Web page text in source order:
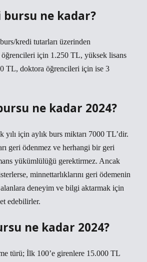
bursu ne kadar?
kredi tutarları üzerinden
öğrencileri için 1.250 TL, yüksek lisans
TL, doktora öğrencileri için ise 3
ne kadar 2024?
yılı için aylık burs miktarı 7000 TL’dir.
geri ödenmez ve herhangi bir geri
yükümlülüğü gerektirmez. Ancak
minnettarlıklarını geri ödemenin
deneyim ve bilgi aktarmak için
edebilirler.
ne kadar 2024?
türü; İlk 100’e girenlere 15.000 TL